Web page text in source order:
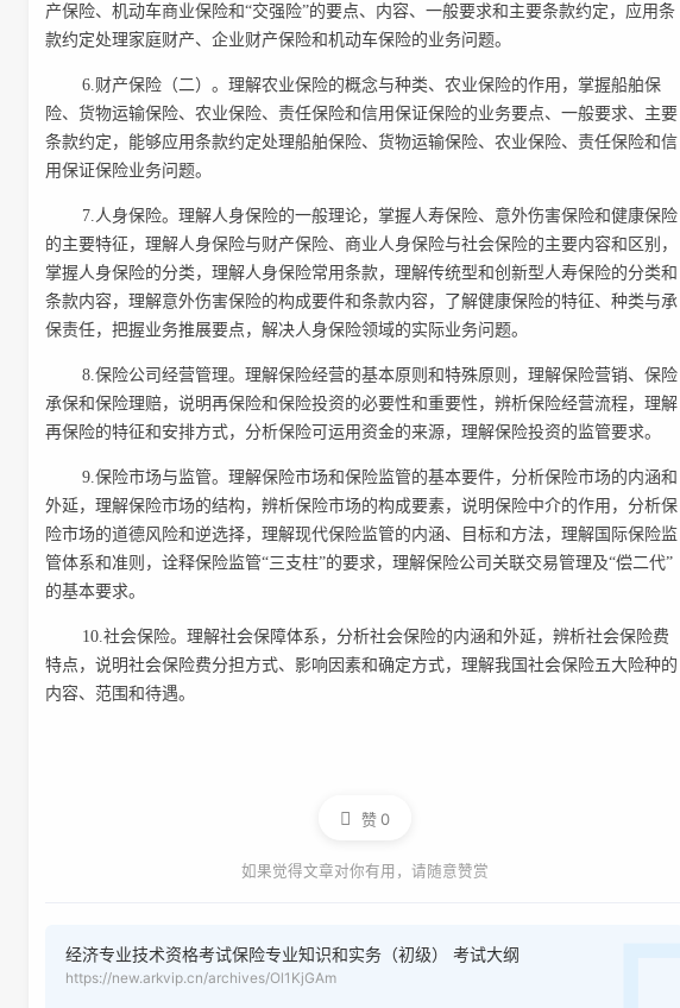
产保险、机动车商业保险和“交强险”的要点、内容、一般要求和主要条款约定，应用条
款约定处理家庭财产、企业财产保险和机动车保险的业务问题。
6.财产保险（二）。理解农业保险的概念与种类、农业保险的作用，掌握船舶保
险、货物运输保险、农业保险、责任保险和信用保证保险的业务要点、一般要求、主要
条款约定，能够应用条款约定处理船舶保险、货物运输保险、农业保险、责任保险和信
用保证保险业务问题。
7.人身保险。理解人身保险的一般理论，掌握人寿保险、意外伤害保险和健康保险
的主要特征，理解人身保险与财产保险、商业人身保险与社会保险的主要内容和区别，
掌握人身保险的分类，理解人身保险常用条款，理解传统型和创新型人寿保险的分类和
条款内容，理解意外伤害保险的构成要件和条款内容，了解健康保险的特征、种类与承
保责任，把握业务推展要点，解决人身保险领域的实际业务问题。
8.保险公司经营管理。理解保险经营的基本原则和特殊原则，理解保险营销、保险
承保和保险理赔，说明再保险和保险投资的必要性和重要性，辨析保险经营流程，理解
再保险的特征和安排方式，分析保险可运用资金的来源，理解保险投资的监管要求。
9.保险市场与监管。理解保险市场和保险监管的基本要件，分析保险市场的内涵和
外延，理解保险市场的结构，辨析保险市场的构成要素，说明保险中介的作用，分析保
险市场的道德风险和逆选择，理解现代保险监管的内涵、目标和方法，理解国际保险监
管体系和准则，诠释保险监管“三支柱”的要求，理解保险公司关联交易管理及“偿二代”
的基本要求。
10.社会保险。理解社会保障体系，分析社会保险的内涵和外延，辨析社会保险费
特点，说明社会保险费分担方式、影响因素和确定方式，理解我国社会保险五大险种的
内容、范围和待遇。
赞0
如果觉得文章对你有用，请随意赞赏
经济专业技术资格考试保险专业知识和实务（初级） 考试大纲
https://new.arkvip.cn/archives/Ol1KjGAm